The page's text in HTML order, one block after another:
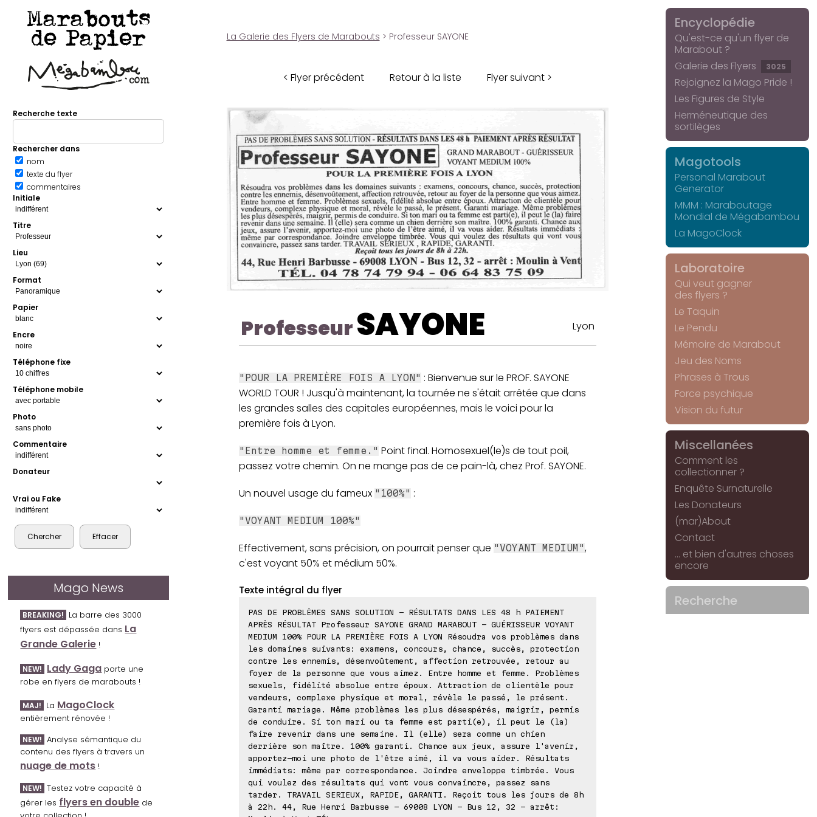
Marabouts
de Papier
Recherche texte
Rechercher dans
nom
texte du flyer
commentaires
Initiale
Titre
Lieu
Format
Papier
Encre
Téléphone fixe
Téléphone mobile
Photo
Commentaire
Donateur
Vrai ou Fake
Mago News
BREAKING! La barre des 3000
flyers est dépassée dans La
Grande Galerie !
NEW! Lady Gaga porte une
robe en flyers de marabouts !
MAJ! La MagoClock
entièrement rénovée !
NEW! Analyse sémantique du
contenu des flyers à travers un
nuage de mots !
NEW! Testez votre capacité à
gérer les flyers en double de
La Galerie des Flyers de Marabouts > Professeur SAYONE
< Flyer précédent Retour à la liste Flyer suivant >
ProfesseurSAYONE Lyon
"POUR LA PREMIÈRE FOIS A LYON" : Bienvenue sur le PROF. SAYONE
WORLD TOUR ! Jusqu'à maintenant, la tournée ne s'était arrêtée que dans
les grandes salles des capitales européennes, mais le voici pour la
première fois à Lyon.
"Entre homme et femme." Point final. Homosexuel(le)s de tout poil,
passez votre chemin. On ne mange pas de ce pain-là, chez Prof. SAYONE.
Un nouvel usage du fameux "100%" :
"VOYANT MEDIUM 100%"
Effectivement, sans précision, on pourrait penser que "VOYANT MEDIUM",
c'est voyant 50% et médium 50%.
Texte intégral du flyer
PAS DE PROBLÈMES SANS SOLUTION - RÉSULTATS DANS LES 48 h PAIEMENT
APRÈS RÉSULTAT Professeur SAYONE GRAND MARABOUT - GUÉRISSEUR VOYANT
MEDIUM 100% POUR LA PREMIÈRE FOIS A LYON Résoudra vos problèmes dans
les domaines suivants: examens, concours, chance, succès, protection
contre les ennemis, désenvoûtement, affection retrouvée, retour au
foyer de la personne que vous aimez. Entre homme et femme. Problèmes
sexuels, fidélité absolue entre époux. Attraction de clientèle pour
vendeurs, complexe physique et moral, révèle le passé, le présent.
Garanti mariage. Même problèmes les plus désespérés, maigrir, permis
de conduire. Si ton mari ou ta femme est parti(e), il peut le (la)
faire revenir dans une semaine. Il (elle) sera comme un chien
derrière son maître. 100% garanti. Chance aux jeux, assure l'avenir,
apportez-moi une photo de l'être aimé, il va vous aider. Résultats
immédiats: même par correspondance. Joindre enveloppe timbrée. Vous
qui voulez des résultats qui vont vous convaincre, passez sans
tarder. TRAVAIL SERIEUX, RAPIDE, GARANTI. Reçoit tous les jours de 8h
à 22h. 44, Rue Henri Barbusse - 69008 LYON - Bus 12, 32 - arrêt:
Encyclopédie
Qu'est-ce qu'un flyer de
Marabout ?
Galerie des Flyers
3025
Rejoignez la Mago Pride !
Les Figures de Style
Herméneutique des
sortilèges
Magotools
Personal Marabout
Generator
MMM : Maraboutage
Mondial de Mégabambou
La MagoClock
Laboratoire
Qui veut gagner
des flyers ?
Le Taquin
Le Pendu
Mémoire de Marabout
Jeu des Noms
Phrases à Trous
Force psychique
Vision du futur
Miscellanées
Comment les
collectionner ?
Enquête Surnaturelle
Les Donateurs
(mar)About
Contact
... et bien d'autres choses
encore
Recherche